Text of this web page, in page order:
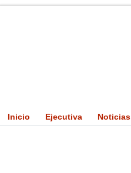
Inicio Ejecutiva Noticias